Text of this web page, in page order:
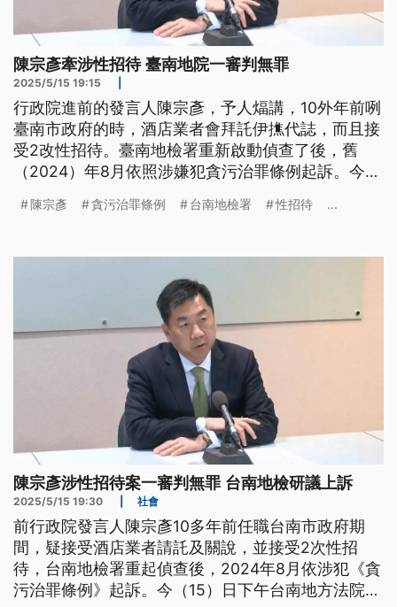
陳宗彥牽涉性招待 臺南地院一審判無罪
2025/5/15 19:15
行政院進前的發言人陳宗彥，予人煏講，10外年前咧
臺南市政府的時，酒店業者會拜託伊撨代誌，而且接
受2改性招待。臺南地檢署重新啟動偵查了後，舊
（2024）年8月依照涉嫌犯貪污治罪條例起訴。今仔
罪，全案猶會當上訴。（新聞標題、導言為台語文）
陳宗彥 貪污治罪條例 台南地檢署 性招待 ...
陳宗彥涉性招待案一審判無罪 台南地檢研議上訴
2025/5/15 19:30 社會
前行政院發言人陳宗彥10多年前任職台南市政府期
間，疑接受酒店業者請託及關說，並接受2次性招
待，台南地檢署重起偵查後，2024年8月依涉犯《貪
污治罪條例》起訴。今（15）日下午台南地方法院一